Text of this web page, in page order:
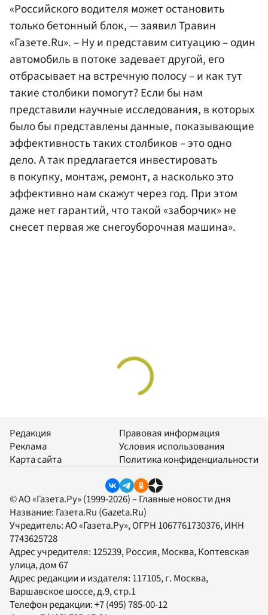
«Российского водителя может остановить
только бетонный блок, — заявил Травин
«Газете.Ru». – Ну и представим ситуацию – один
автомобиль в потоке задевает другой, его
отбрасывает на встречную полосу – и как тут
такие столбики помогут? Если бы нам
представили научные исследования, в которых
было бы представлены данные, показывающие
эффективность таких столбиков – это одно
дело. А так предлагается инвестировать
в покупку, монтаж, ремонт, а насколько это
эффективно нам скажут через год. При этом
даже нет гарантий, что такой «заборчик» не
снесет первая же снегоуборочная машина».
Редакция
Реклама
Карта сайта
Правовая информация
Условия использования
Политика конфиденциальности
© АО «Газета.Ру» (1999-2026) – Главные новости дня
Название: Газета.Ru (Gazeta.Ru)
Учредитель:АО «Газета.Ру», ОГРН 1067761730376, ИНН
7743625728
Адрес учредителя: 125239, Россия, Москва, Коптевская
улица, дом 67
Адрес редакции и издателя: 117105, г. Москва,
Варшавское шоссе, д.9, стр.1
Телефон редакции:+7 (495) 785-00-12